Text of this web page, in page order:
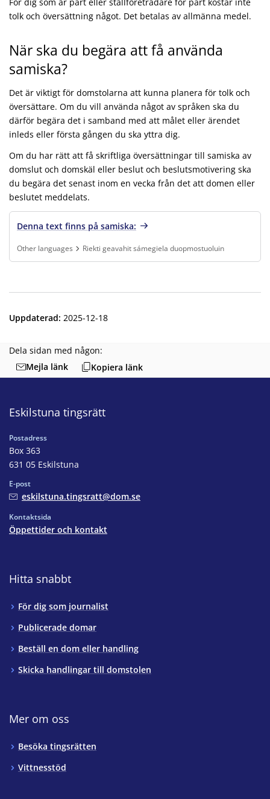
tolk och översättning något. Det betalas av allmänna medel.
När ska du begära att få använda
samiska?
Det är viktigt för domstolarna att kunna planera för tolk och
översättare. Om du vill använda något av språken ska du
därför begära det i samband med att målet eller ärendet
inleds eller första gången du ska yttra dig.
Om du har rätt att få skriftliga översättningar till samiska av
domslut och domskäl eller beslut och beslutsmotivering ska
du begära det senast inom en vecka från det att domen eller
beslutet meddelats.
Denna text finns på samiska:
Other languages
Riekti geavahit sámegiela duopmostuoluin
Finns under:Other languages, Riekti geavahit sámegiela duopmostuoluin
Uppdaterad: 2025-12-18
Dela sidan med någon:
Mejla länk
Kopiera länk
Eskilstuna tingsrätt
Postadress
Box 363
631 05 Eskilstuna
E-post
eskilstuna.tingsratt@dom.se
Kontaktsida
Öppettider och kontakt
Hitta snabbt
För dig som journalist
Publicerade domar
Beställ en dom eller handling
Skicka handlingar till domstolen
Mer om oss
Besöka tingsrätten
Vittnesstöd